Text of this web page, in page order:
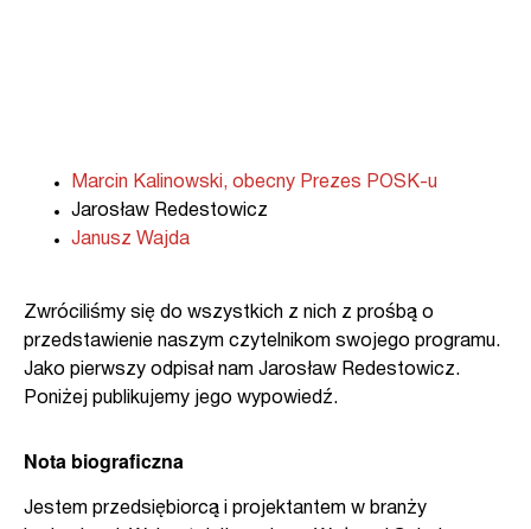
Marcin Kalinowski, obecny Prezes POSK-u
Jarosław Redestowicz
Janusz Wajda
Zwróciliśmy się do wszystkich z nich z prośbą o
przedstawienie naszym czytelnikom swojego programu.
Jako pierwszy odpisał nam Jarosław Redestowicz.
Poniżej publikujemy jego wypowiedź.
Nota biograficzna
Jestem przedsiębiorcą i projektantem w branży